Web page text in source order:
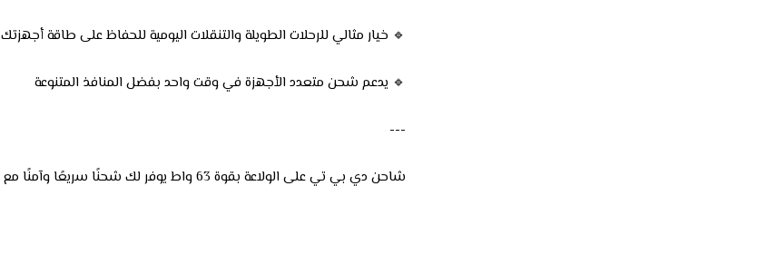
🔹 خيار مثالي للرحلات الطويلة والتنقلات اليومية للحفاظ على طاقة أجهزتك
🔹 يدعم شحن متعدد الأجهزة في وقت واحد بفضل المنافذ المتنوعة
---
شاحن دي بي تي على الولاعة بقوة 63 واط يوفر لك شحنًا سريعًا وآمنًا مع تصميم عملي وأنيق يناسب كل احتياجاتك أثناء التنقل والسفر.